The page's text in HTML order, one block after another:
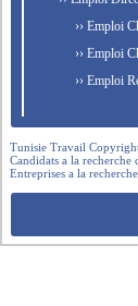
›› Emploi
›› Emploi
›› Emploi
Tunisie Travail
Candidats a la
Entreprises a la